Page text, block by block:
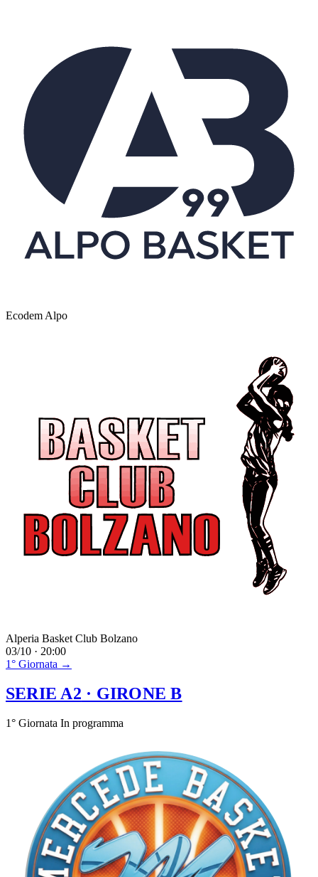
Ecodem Alpo
Alperia Basket Club Bolzano
03/10 · 20:00
1° Giornata →
SERIE A2 · GIRONE B
1° Giornata In programma